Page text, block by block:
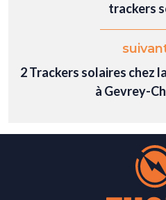
trackers
2 Trackers solaires chez
à Gevrey-